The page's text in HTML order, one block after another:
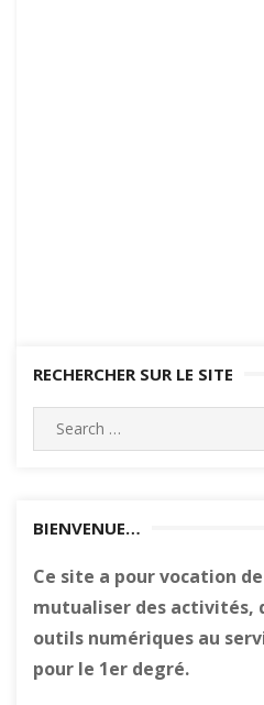
RECHERCHER SUR LE SITE
Search
for:
BIENVENUE…
Ce site a pour vocation
mutualiser des activités,
outils numériques au
pour le 1er degré.